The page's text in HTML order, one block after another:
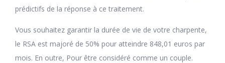
prédictifs de la réponse à ce traitement.
Vous souhaitez garantir la durée de vie de votre charpente,
le RSA est majoré de 50% pour atteindre 848,01 euros par
mois. En outre, Pour être considéré comme un couple.